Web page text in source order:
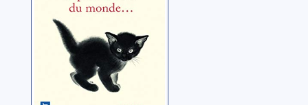
Kawamura, Genki